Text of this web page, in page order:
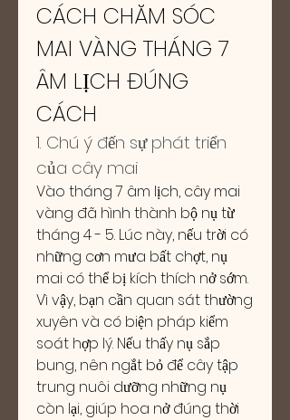
CÁCH CHĂM SÓC
MAI VÀNG THÁNG 7
ÂM LỊCH ĐÚNG
CÁCH
1. Chú ý đến sự phát triển
của cây mai
Vào tháng 7 âm lịch, cây mai
vàng đã hình thành bộ nụ từ
tháng 4 - 5. Lúc này, nếu trời có
những cơn mưa bất chợt, nụ
mai có thể bị kích thích nở sớm.
Vì vậy, bạn cần quan sát thường
xuyên và có biện pháp kiểm
soát hợp lý. Nếu thấy nụ sắp
bung, nên ngắt bỏ để cây tập
trung nuôi dưỡng những nụ
còn lại, giúp hoa nở đúng thời